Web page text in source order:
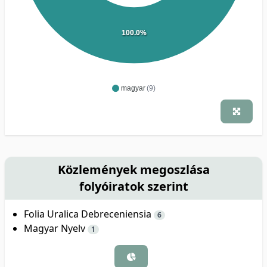
magyar(9)
100.0%
Közlemények megoszlása
folyóiratok szerint
Folia Uralica Debreceniensia 6
Magyar Nyelv 1